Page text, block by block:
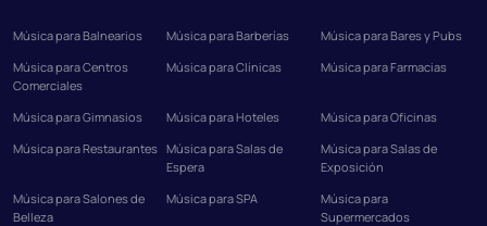
Música para Balnearios Música para Barberías
Música para Bares y Pubs
Música para Centros
Comerciales
Música para Clínicas Música para Farmacias
Música para Gimnasios Música para Hoteles
Música para Oficinas
Música para Restaurantes Música para Salas de
Espera
Música para Salas de
Exposición
Música para Salones de
Belleza
Música para SPA
Música para
Supermercados